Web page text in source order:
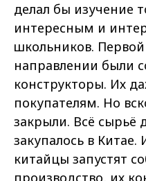
делал бы изучение
интересным и
школьников.
направлении были
конструкторы. Их
покупателям. Но
закрыли. Всё сырьё
закупалось в Китае.
китайцы запустят